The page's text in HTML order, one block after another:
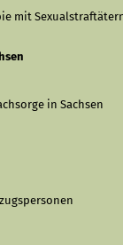
mit
in Sachsen